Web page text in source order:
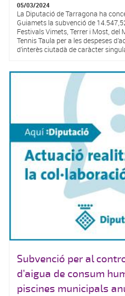
05/03/2024
La Diputació de Tarragona ha
Guiamets la subvenció de
Festivals Vimets, Terrer i Most, del
Tennis Taula per a les despeses
d’interès ciutadà de caràcter
Subvenció per al
d’aigua de consum
piscines municipals